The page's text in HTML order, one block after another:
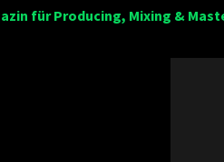
für Producing, Mixing &